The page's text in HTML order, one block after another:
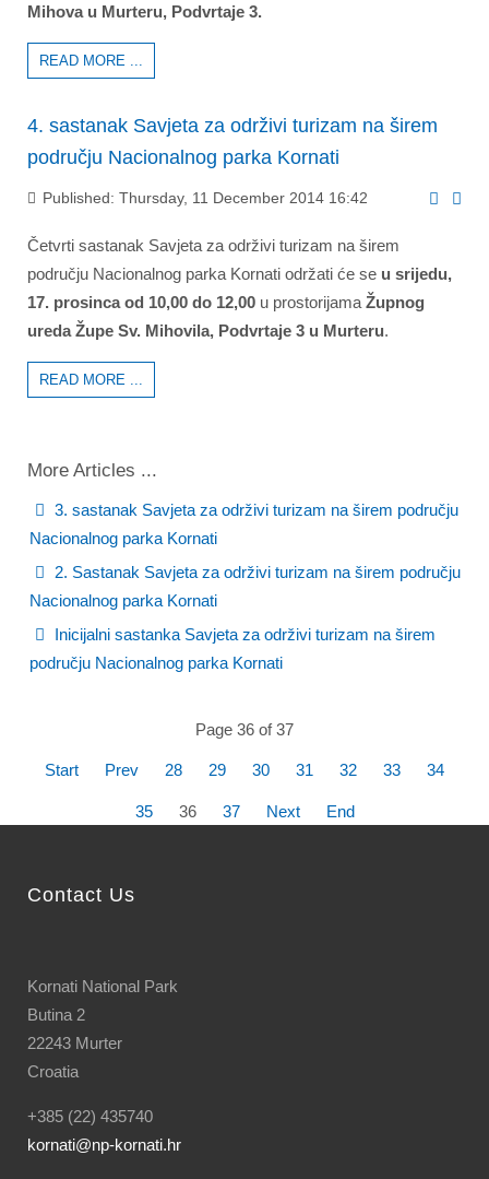
Mihova u Murteru, Podvrtaje 3.
READ MORE ...
4. sastanak Savjeta za održivi turizam na širem
području Nacionalnog parka Kornati
Published: Thursday, 11 December 2014 16:42
Četvrti sastanak Savjeta za održivi turizam na širem
području Nacionalnog parka Kornati održati će se u srijedu,
17. prosinca od 10,00 do 12,00 u prostorijama Župnog
ureda Župe Sv. Mihovila, Podvrtaje 3 u Murteru.
READ MORE ...
More Articles ...
3. sastanak Savjeta za održivi turizam na širem području
Nacionalnog parka Kornati
2. Sastanak Savjeta za održivi turizam na širem području
Nacionalnog parka Kornati
Inicijalni sastanka Savjeta za održivi turizam na širem
području Nacionalnog parka Kornati
Page 36 of 37
Start Prev 28 29 30 31 32 33 34
35 36 37 Next End
Contact Us
Kornati National Park
Butina 2
22243 Murter
Croatia
+385 (22) 435740
kornati@np-kornati.hr